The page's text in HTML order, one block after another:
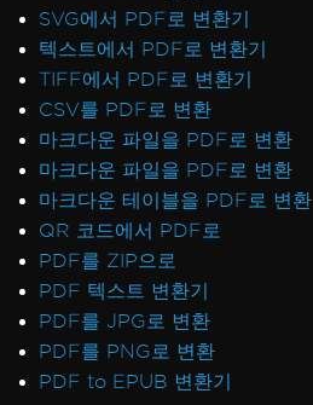
SVG에서 PDF로 변환기
텍스트에서 PDF로 변환기
TIFF에서 PDF로 변환기
CSV를 PDF로 변환
마크다운 파일을 PDF로 변환
마크다운 파일을 PDF로 변환
마크다운 테이블을 PDF로 변환
QR 코드에서 PDF로
PDF를 ZIP으로
PDF 텍스트 변환기
PDF를 JPG로 변환
PDF를 PNG로 변환
PDF to EPUB 변환기